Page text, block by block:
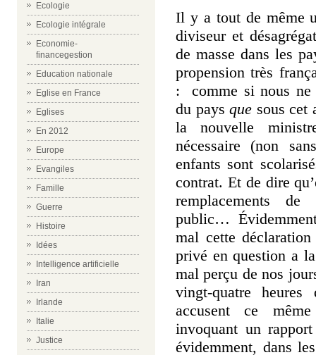
Ecologie
Ecologie intégrale
Economie-
financegestion
Education nationale
Eglise en France
Eglises
En 2012
Europe
Evangiles
Famille
Guerre
Histoire
Idées
Intelligence artificielle
Iran
Irlande
Italie
Justice
Il y a tout de même
diviseur et
de masse dans les
propension très
: comme si nous ne
du pays que sous cet
la nouvelle
nécessaire (non
enfants sont
contrat. Et de dire
remplacements de
public…
mal cette
privé en question a
mal perçu de nos
vingt-quatre
accusent ce
invoquant un
évidemment, dans